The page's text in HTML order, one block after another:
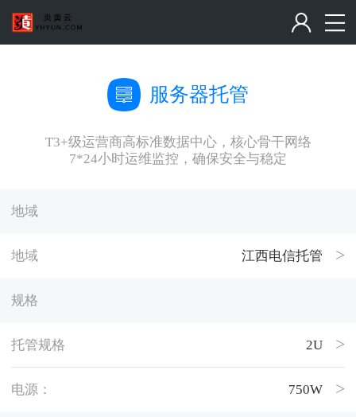
服务器托管
T3+级运营商高标准数据中心，核心骨干网络
7*24小时运维监控，确保安全与稳定
地域
地域 江西电信托管
规格
托管规格 2U
电源： 750W